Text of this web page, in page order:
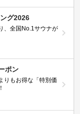
グ2026
、全国No.1サウナが
ポン
りもお得な「特別価